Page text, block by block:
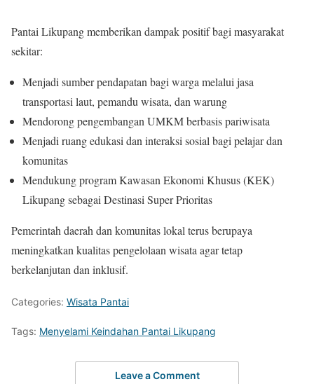
Pantai Likupang memberikan dampak positif bagi masyarakat
sekitar:
Menjadi sumber pendapatan bagi warga melalui jasa
transportasi laut, pemandu wisata, dan warung
Mendorong pengembangan UMKM berbasis pariwisata
Menjadi ruang edukasi dan interaksi sosial bagi pelajar dan
komunitas
Mendukung program Kawasan Ekonomi Khusus (KEK)
Likupang sebagai Destinasi Super Prioritas
Pemerintah daerah dan komunitas lokal terus berupaya
meningkatkan kualitas pengelolaan wisata agar tetap
berkelanjutan dan inklusif.
Categories: Wisata Pantai
Tags: Menyelami Keindahan Pantai Likupang
Leave a Comment